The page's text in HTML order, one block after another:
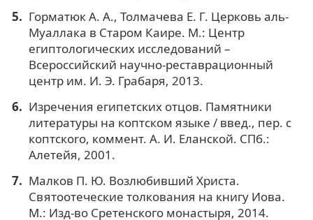
Горматюк А. А., Толмачева Е. Г. Церковь аль-
Муаллака в Старом Каире. М.: Центр
египтологических исследований –
Всероссийский научно-реставрационный
центр им. И. Э. Грабаря, 2013.
Изречения египетских отцов. Памятники
литературы на коптском языке / введ., пер. с
коптскоro, коммент. А. И. Еланской. СПб.:
Алетейя, 2001.
Малков П. Ю. Возлюбивший Христа.
Святоотеческие толкования на книгу Иова.
М.: Изд-во Сретенского монастыря, 2014.